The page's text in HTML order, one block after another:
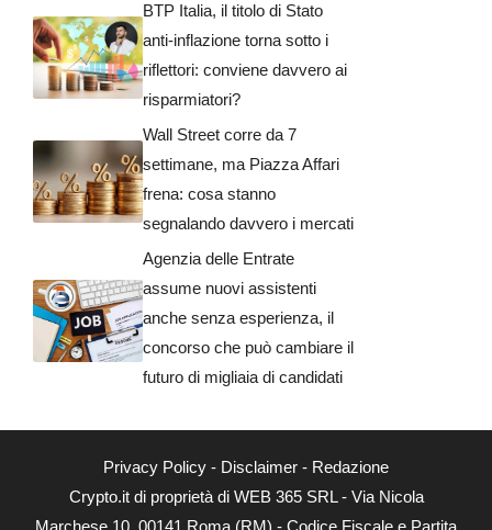
BTP Italia, il titolo di Stato
anti-inflazione torna sotto i
riflettori: conviene davvero ai
risparmiatori?
Wall Street corre da 7
settimane, ma Piazza Affari
frena: cosa stanno
segnalando davvero i mercati
Agenzia delle Entrate
assume nuovi assistenti
anche senza esperienza, il
concorso che può cambiare il
futuro di migliaia di candidati
Privacy Policy - Disclaimer - Redazione
Crypto.it di proprietà di WEB 365 SRL - Via Nicola